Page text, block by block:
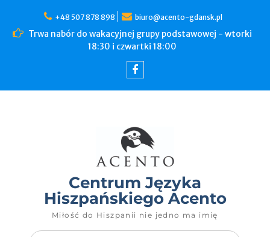
+48 507 878 898 biuro@acento-gdansk.pl
Trwa nabór do wakacyjnej grupy podstawowej - wtorki
18:30 i czwartki 18:00
Centrum Języka
Hiszpańskiego Acento
Miłość do Hiszpanii nie jedno ma imię